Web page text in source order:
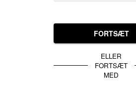
FORTSÆT
ELLER
FORTSÆT
MED